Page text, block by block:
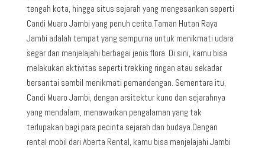
tengah kota, hingga situs sejarah yang mengesankan seperti
Candi Muaro Jambi yang penuh cerita.Taman Hutan Raya
Jambi adalah tempat yang sempurna untuk menikmati udara
segar dan menjelajahi berbagai jenis flora. Di sini, kamu bisa
melakukan aktivitas seperti trekking ringan atau sekadar
bersantai sambil menikmati pemandangan. Sementara itu,
Candi Muaro Jambi, dengan arsitektur kuno dan sejarahnya
yang mendalam, menawarkan pengalaman yang tak
terlupakan bagi para pecinta sejarah dan budaya.Dengan
rental mobil dari Aberta Rental, kamu bisa menjelajahi Jambi